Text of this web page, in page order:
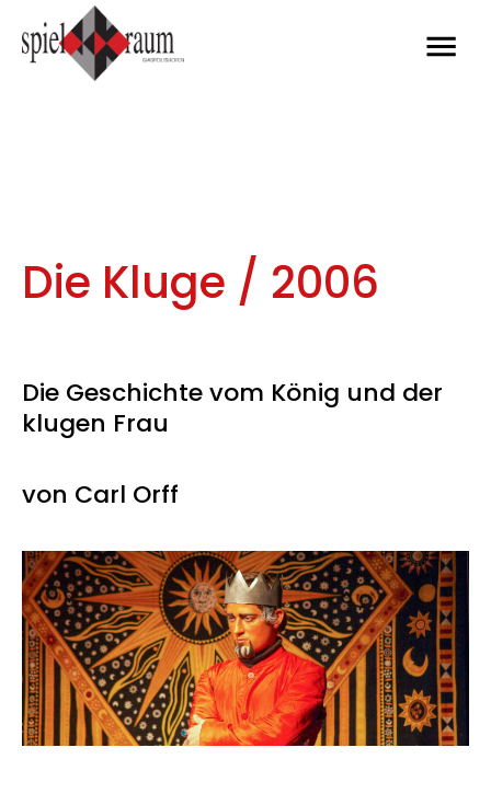
Die Kluge / 2006
Die Geschichte vom König und der
klugen Frau
von Carl Orff